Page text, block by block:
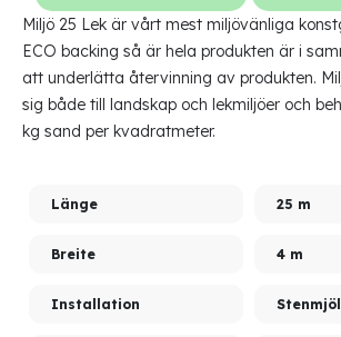
Miljö 25 Lek är vårt mest miljövänliga
ECO backing så är hela produkten är i
att underlätta återvinning av produkten.
sig både till landskap och lekmiljöer och
kg sand per kvadratmeter.
Länge 25 m
Breite 4 m
Installation Stenmjöl